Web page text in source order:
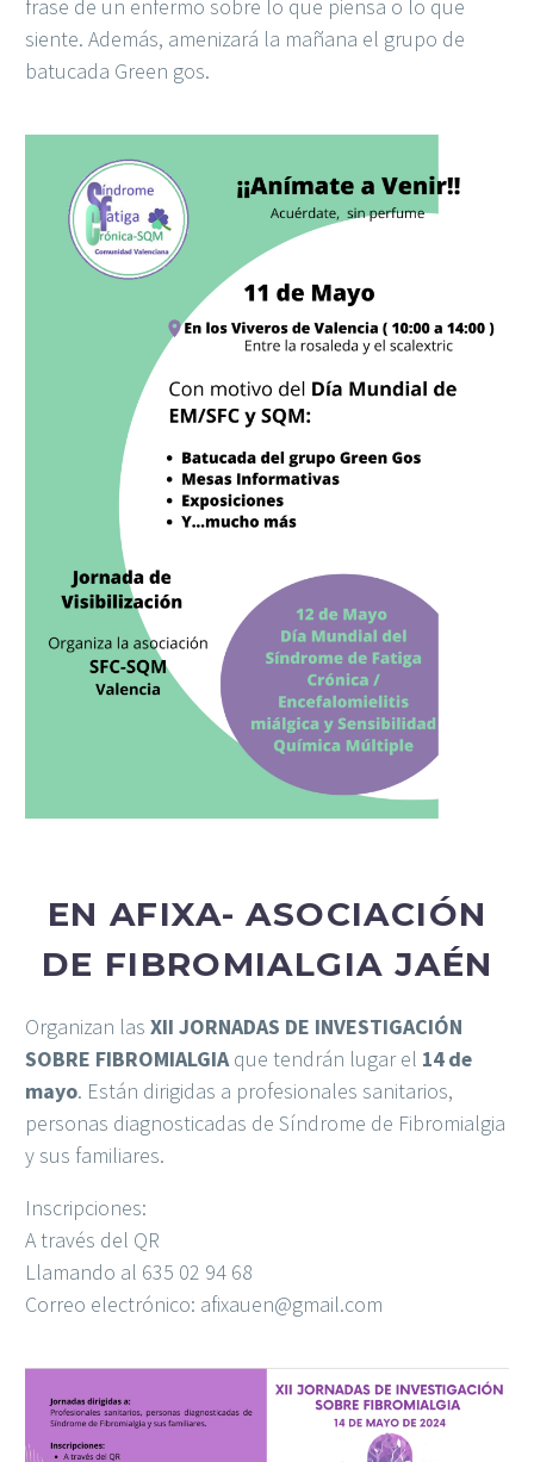
frase de un enfermo sobre lo que piensa o lo que
siente. Además, amenizará la mañana el grupo de
batucada Green gos.
EN AFIXA- ASOCIACIÓN
DE FIBROMIALGIA JAÉN
Organizan las XII JORNADAS DE INVESTIGACIÓN
SOBRE FIBROMIALGIA que tendrán lugar el 14 de
mayo. Están dirigidas a profesionales sanitarios,
personas diagnosticadas de Síndrome de Fibromialgia
y sus familiares.
Inscripciones:
A través del QR
Llamando al 635 02 94 68
Correo electrónico: afixauen@gmail.com